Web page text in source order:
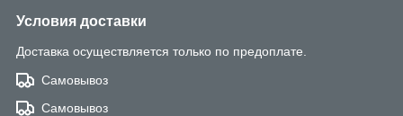
Условия доставки
Доставка осуществляется только по предоплате.
Самовывоз
Самовывоз